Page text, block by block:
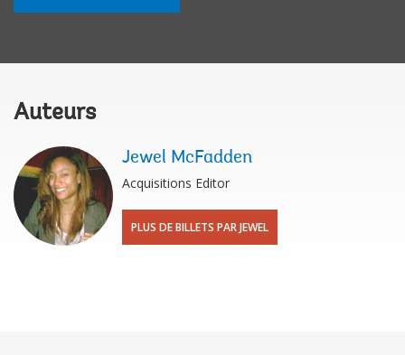
Auteurs
Jewel McFadden
Acquisitions Editor
PLUS DE BILLETS PAR JEWEL